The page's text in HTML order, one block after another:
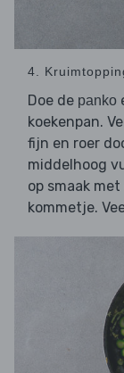
4.
Doe de panko
koekenpan.
fijn en roer
middelhoog
op smaak
kommetje.